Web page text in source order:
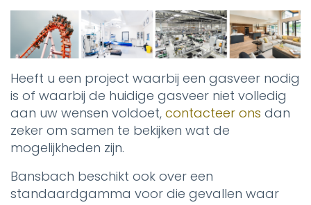
Heeft u een project waarbij een gasveer nodig
is of waarbij de huidige gasveer niet volledig
aan uw wensen voldoet, contacteer ons dan
zeker om samen te bekijken wat de
mogelijkheden zijn.
Bansbach beschikt ook over een
standaardgamma voor die gevallen waar